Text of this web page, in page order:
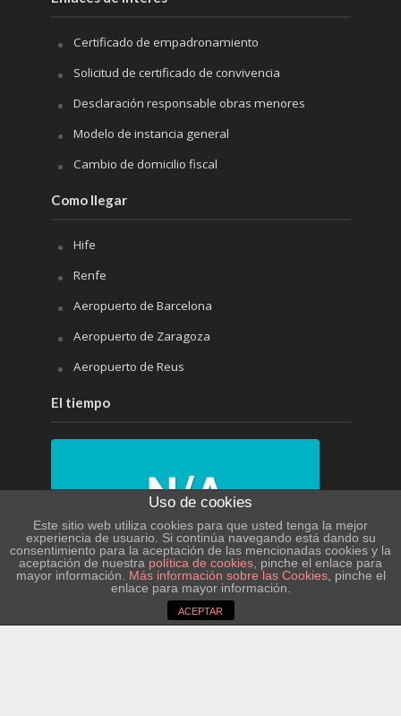
Certificado de empadronamiento
Solicitud de certificado de convivencia
Desclaración responsable obras menores
Modelo de instancia general
Cambio de domicilio fiscal
Como llegar
Hife
Renfe
Aeropuerto de Barcelona
Aeropuerto de Zaragoza
Aeropuerto de Reus
El tiempo
N/A
N/A
Uso de cookies
Este sitio web utiliza cookies para que usted tenga la mejor
experiencia de usuario. Si continúa navegando está dando su
consentimiento para la aceptación de las mencionadas cookies y la
aceptación de nuestra política de cookies , pinche el enlace para
mayor información.
Más información sobre las Cookies, pinche el
enlace para mayor información.
ACEPTAR